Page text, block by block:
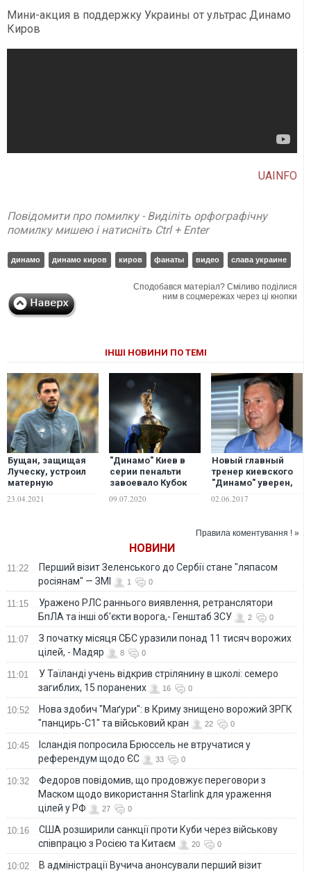
Мини-акция в поддержку Украины от ультрас Динамо
Киров
UAINFO
Повідомити про помилку - Виділіть орфографічну
помилку мишею і натисніть Ctrl + Enter
динамо динамо киров киров фанаты видео слава украине
Сподобався матеріал? Сміливо поділися
ним в соцмережах через ці кнопки
ІНШІ НОВИНИ ПО ТЕМІ
Бущан, защищая
Луческу, устроил
матерную
болельщиками на
23.04.2021
"Динамо" Киев в
серии пенальти
завоевало Кубок
09.07.2020
Новый главный
тренер киевского
"Динамо" уверен,
получится. ВИДЕО
02.06.2017
Правила коментування ! »
НОВИНИ
11:22
Перший візит Зеленського до Сербії стане "ляпасом
росіянам" — ЗМІ
1 0
11:15
Уражено РЛС раннього виявлення, ретранслятори
БпЛА та інші об'єкти ворога,- Генштаб ЗСУ
2 0
11:07
З початку місяця СБС уразили понад 11 тисяч ворожих
цілей, - Мадяр
8 0
11:01
У Таїланді учень відкрив стрілянину в школі: семеро
загиблих, 15 поранених
16 0
10:52
Нова здобич "Маґури": в Криму знищено ворожий ЗРГК
"панцирь-С1" та військовий кран
22 0
10:45
Ісландія попросила Брюссель не втручатися у
референдум щодо ЄС
33 0
10:32
Федоров повідомив, що продовжує переговори з
Маском щодо використання Starlink для ураження
цілей у РФ
27 0
10:16
США розширили санкції проти Куби через військову
співпрацю з Росією та Китаєм
20 0
10:02
В адміністрації Вучича анонсували перший візит